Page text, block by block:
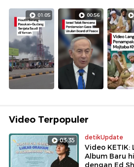
01:05 00:56
Video Terpopuler
03:35 detikUpdate
Video KETIK:
Album Baru
dengan Ed